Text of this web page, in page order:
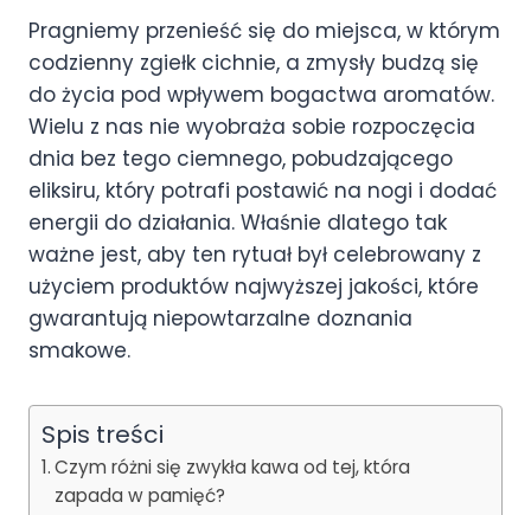
Pragniemy przenieść się do miejsca, w którym
codzienny zgiełk cichnie, a zmysły budzą się
do życia pod wpływem bogactwa aromatów.
Wielu z nas nie wyobraża sobie rozpoczęcia
dnia bez tego ciemnego, pobudzającego
eliksiru, który potrafi postawić na nogi i dodać
energii do działania. Właśnie dlatego tak
ważne jest, aby ten rytuał był celebrowany z
użyciem produktów najwyższej jakości, które
gwarantują niepowtarzalne doznania
smakowe.
Spis treści
Czym różni się zwykła kawa od tej, która
zapada w pamięć?